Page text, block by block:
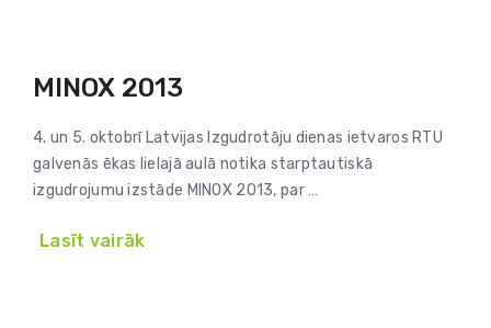
MINOX 2013
4. un 5. oktobrī Latvijas Izgudrotāju dienas ietvaros RTU
galvenās ēkas lielajā aulā notika starptautiskā
izgudrojumu izstāde MINOX 2013, par …
Lasīt vairāk